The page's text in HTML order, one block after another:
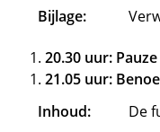
Bijlage:
20.30 uur: Pauze
21.05 uur:
Inhoud:
De